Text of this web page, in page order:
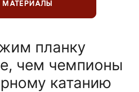
МАТЕРИАЛЫ
планку
чем чемпионы
катанию